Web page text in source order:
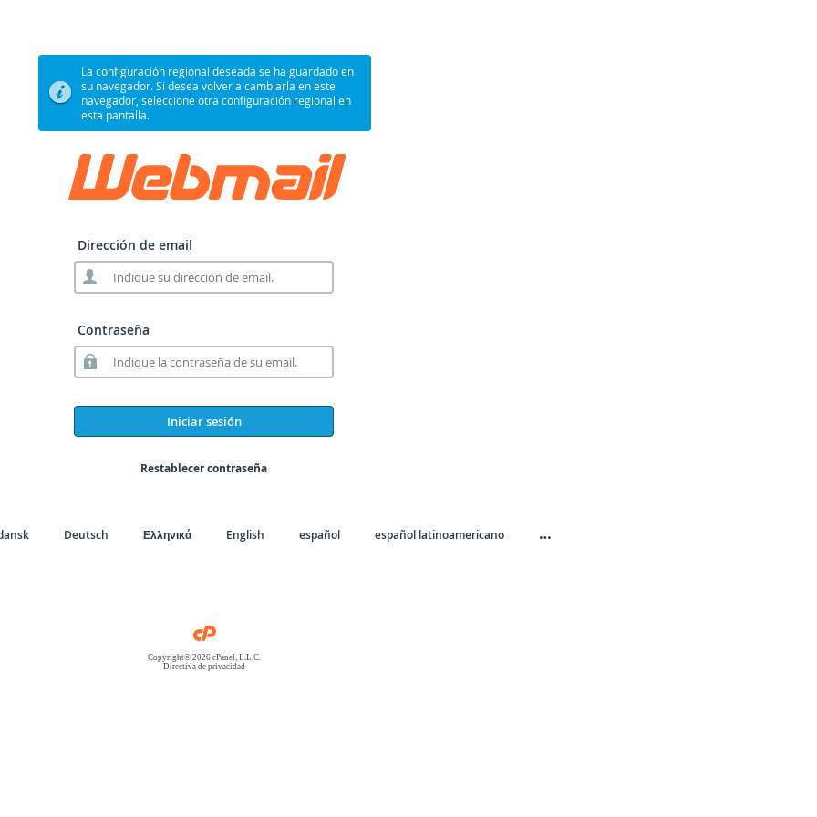
La configuración regional deseada se ha guardado en
su navegador. Si desea volver a cambiarla en este
navegador, seleccione otra configuración regional en
esta pantalla.
Dirección de email
Contraseña
Iniciar sesión
Restablecer contraseña
Deutsch Ελληνικά English español español latinoamericano …
Copyright© 2026 cPanel, L.L.C.
Directiva de privacidad